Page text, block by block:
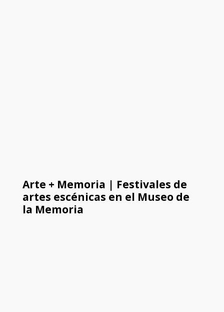
Arte + Memoria | Festivales de
artes escénicas en el Museo de
la Memoria